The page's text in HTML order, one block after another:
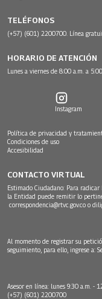
TELÉFONOS
(+57) (601) 2200700. Línea
HORARIO DE ATENCIÓN
Lunes a viernes de 8:00 a.m. a
Instagram
Política de privacidad y
Condiciones de uso
Accesibilidad
CONTACTO VIRTUAL
Estimado Ciudadano: Para
la Entidad puede remitir lo
correspondencia@rtvc.gov.co o
Al momento de registrar su
seguimiento, para ello, ingrese a:
Asesor en línea: lunes 9:30 a.m. -
(+57) (601) 2200700